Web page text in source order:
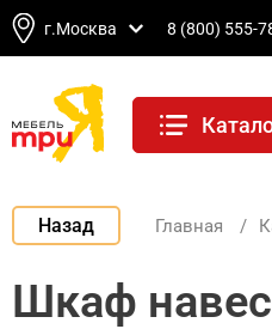
г.Москва 8 (800) 555-
Назад Главная /
Шкаф